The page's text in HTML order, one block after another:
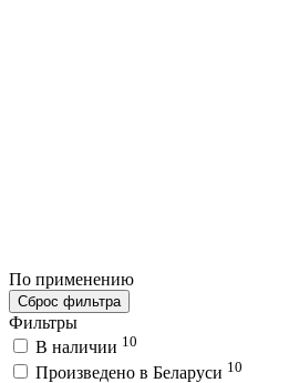
По применению
Сброс фильтра
Фильтры
В наличии 10
Произведено в Беларуси 10